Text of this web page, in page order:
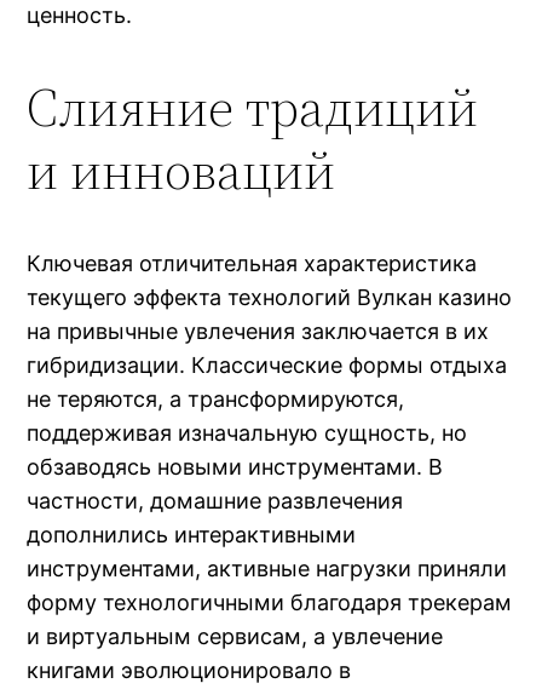
ценность.
Слияние традиций
и инноваций
Ключевая отличительная характеристика
текущего эффекта технологий Вулкан казино
на привычные увлечения заключается в их
гибридизации. Классические формы отдыха
не теряются, а трансформируются,
поддерживая изначальную сущность, но
обзаводясь новыми инструментами. В
частности, домашние развлечения
дополнились интерактивными
инструментами, активные нагрузки приняли
форму технологичными благодаря трекерам
и виртуальным сервисам, а увлечение
книгами эволюционировало в